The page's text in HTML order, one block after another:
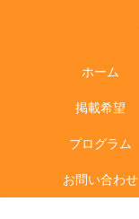
ホーム
掲載希望
プログラム
お問い合わせ